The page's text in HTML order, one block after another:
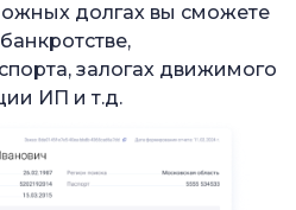
долгах вы сможете
залогах движимого
ИП и т.д.